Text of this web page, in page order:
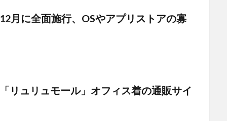
月に全面施行、OSやアプリストアの寡
リュリュモール」オフィス着の通販サイ